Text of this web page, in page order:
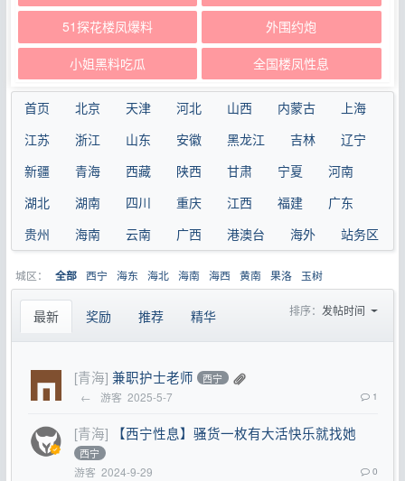
51探花楼凤爆料 外围约炮
小姐黑料吃瓜 全国楼凤性息
首页 北京 天津 河北 山西 内蒙古
上海
江苏
浙江 山东 安徽 黑龙江 吉林
辽宁
新疆
青海 西藏 陕西 甘肃 宁夏
河南
湖北
湖南 四川 重庆 江西 福建
广东
贵州
海南 云南 广西 港澳台 海外 站务区
城区： 全部 西宁 海东 海北 海南 海西 黄南 果洛 玉树
最新 奖励 推荐 精华 排序： 发帖时间
[青海] 兼职护士老师 西宁
← 游客 2025-5-7 1
[青海] 【西宁性息】骚货一枚有大活快乐就找她
西宁
游客 2024-9-29 0